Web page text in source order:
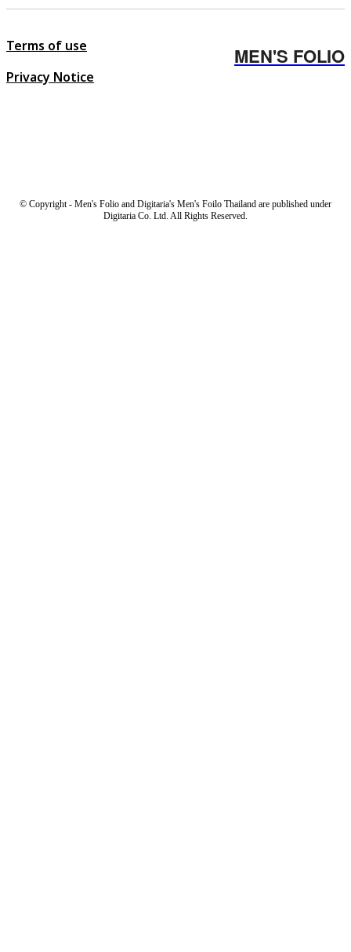
Terms of use
Privacy Notice
MEN'S FOLIO
© Copyright - Men's Folio and Digitaria's Men's Foilo Thailand are published under
Digitaria Co. Ltd. All Rights Reserved.